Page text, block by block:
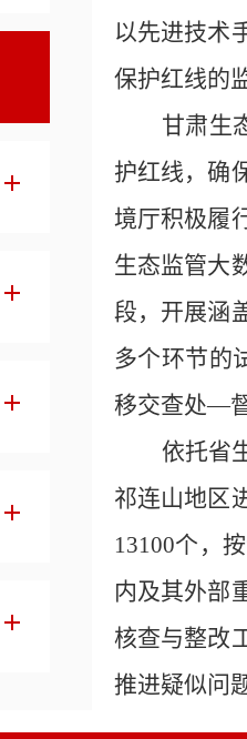
以先进技术
保护红线的
甘肃生
护红线，确
境厅积极履
生态监管大
段，开展涵
多个环节的
移交查处—
依托省
祁连山地区
13100个，
内及其外部
核查与整改
推进疑似问